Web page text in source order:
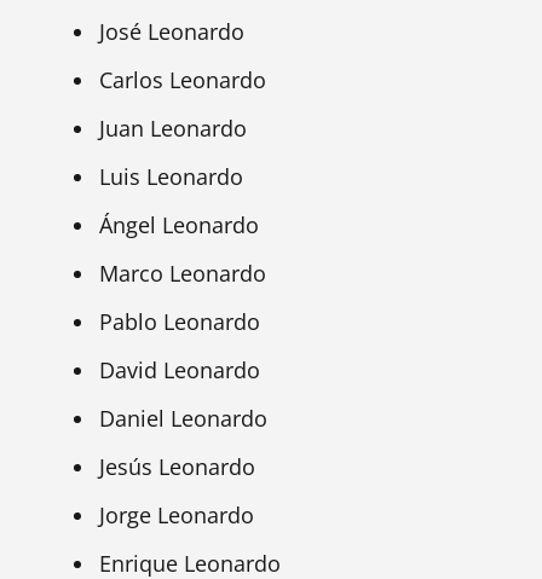
José Leonardo
Carlos Leonardo
Juan Leonardo
Luis Leonardo
Ángel Leonardo
Marco Leonardo
Pablo Leonardo
David Leonardo
Daniel Leonardo
Jesús Leonardo
Jorge Leonardo
Enrique Leonardo